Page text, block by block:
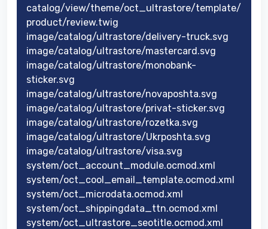
catalog/view/theme/oct_ultrastore/template/
product/review.twig
image/catalog/ultrastore/delivery-truck.svg
image/catalog/ultrastore/mastercard.svg
image/catalog/ultrastore/monobank-
sticker.svg
image/catalog/ultrastore/novaposhta.svg
image/catalog/ultrastore/privat-sticker.svg
image/catalog/ultrastore/rozetka.svg
image/catalog/ultrastore/Ukrposhta.svg
image/catalog/ultrastore/visa.svg
system/oct_account_module.ocmod.xml
system/oct_cool_email_template.ocmod.xml
system/oct_microdata.ocmod.xml
system/oct_shippingdata_ttn.ocmod.xml
system/oct_ultrastore_seotitle.ocmod.xml